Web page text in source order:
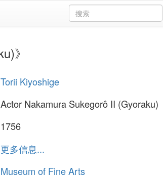
》
Torii Kiyoshige
Actor Nakamura Sukegorô II (Gyoraku)
1756
更多信息...
Museum of Fine Arts